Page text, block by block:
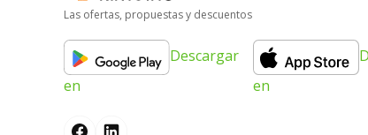
Las ofertas, propuestas y descuentos
Descargar
en
en